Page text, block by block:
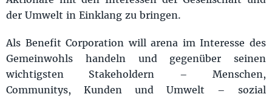
der Umwelt in Einklang zu bringen.
Als Benefit Corporation will arena im Interesse des
Gemeinwohls handeln und gegenüber seinen
wichtigsten Stakeholdern – Menschen,
Communitys, Kunden und Umwelt – sozial